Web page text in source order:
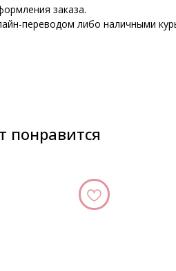
заказа.
переводом либо наличными
понравится